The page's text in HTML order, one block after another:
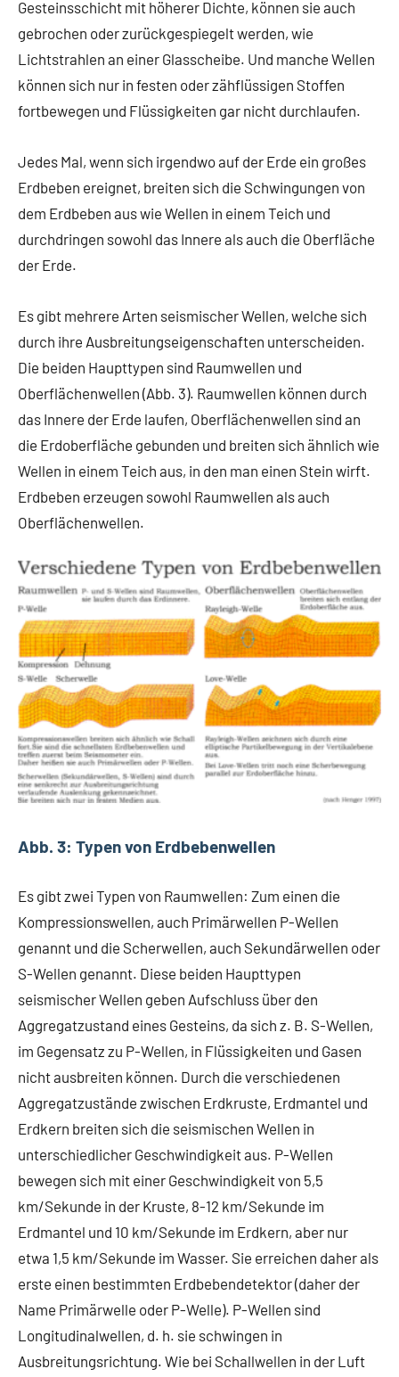
Gesteinsschicht mit höherer Dichte, können sie auch
gebrochen oder zurückgespiegelt werden, wie
Lichtstrahlen an einer Glasscheibe. Und manche Wellen
können sich nur in festen oder zähflüssigen Stoffen
fortbewegen und Flüssigkeiten gar nicht durchlaufen.
Jedes Mal, wenn sich irgendwo auf der Erde ein großes
Erdbeben ereignet, breiten sich die Schwingungen von
dem Erdbeben aus wie Wellen in einem Teich und
durchdringen sowohl das Innere als auch die Oberfläche
der Erde.
Es gibt mehrere Arten seismischer Wellen, welche sich
durch ihre Ausbreitungseigenschaften unterscheiden.
Die beiden Haupttypen sind Raumwellen und
Oberflächenwellen (Abb. 3). Raumwellen können durch
das Innere der Erde laufen, Oberflächenwellen sind an
die Erdoberfläche gebunden und breiten sich ähnlich wie
Wellen in einem Teich aus, in den man einen Stein wirft.
Erdbeben erzeugen sowohl Raumwellen als auch
Oberflächenwellen.
Abb. 3: Typen von Erdbebenwellen
Es gibt zwei Typen von Raumwellen: Zum einen die
Kompressionswellen, auch Primärwellen P-Wellen
genannt und die Scherwellen, auch Sekundärwellen oder
S-Wellen genannt. Diese beiden Haupttypen
seismischer Wellen geben Aufschluss über den
Aggregatzustand eines Gesteins, da sich z. B. S-Wellen,
im Gegensatz zu P-Wellen, in Flüssigkeiten und Gasen
nicht ausbreiten können. Durch die verschiedenen
Aggregatzustände zwischen Erdkruste, Erdmantel und
Erdkern breiten sich die seismischen Wellen in
unterschiedlicher Geschwindigkeit aus. P-Wellen
bewegen sich mit einer Geschwindigkeit von 5,5
km/Sekunde in der Kruste, 8-12 km/Sekunde im
Erdmantel und 10 km/Sekunde im Erdkern, aber nur
etwa 1,5 km/Sekunde im Wasser. Sie erreichen daher als
erste einen bestimmten Erdbebendetektor (daher der
Name Primärwelle oder P-Welle). P-Wellen sind
Longitudinalwellen, d. h. sie schwingen in
Ausbreitungsrichtung. Wie bei Schallwellen in der Luft